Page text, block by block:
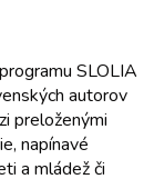
SLOLIA
autorov
preloženými
napínavé
a mládež či